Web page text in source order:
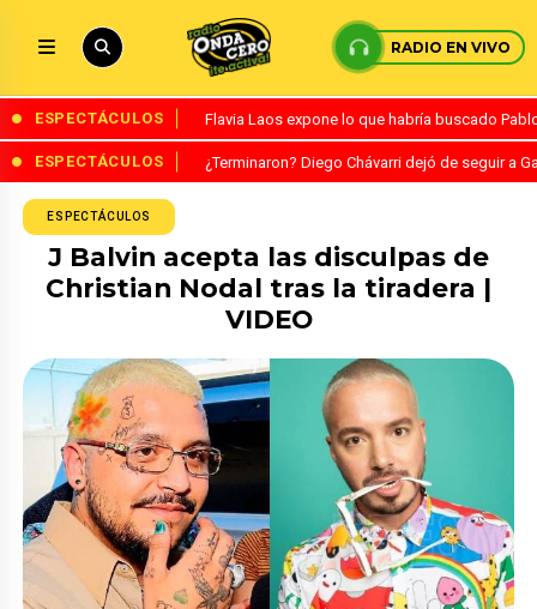
RADIO EN VIVO
ESPECTÁCULOS Flavia Laos expone lo que habría buscado
ESPECTÁCULOS ¿Terminaron? Diego Chávarri dejó de seguir a
ESPECTÁCULOS
J Balvin acepta las disculpas de
Christian Nodal tras la tiradera |
VIDEO